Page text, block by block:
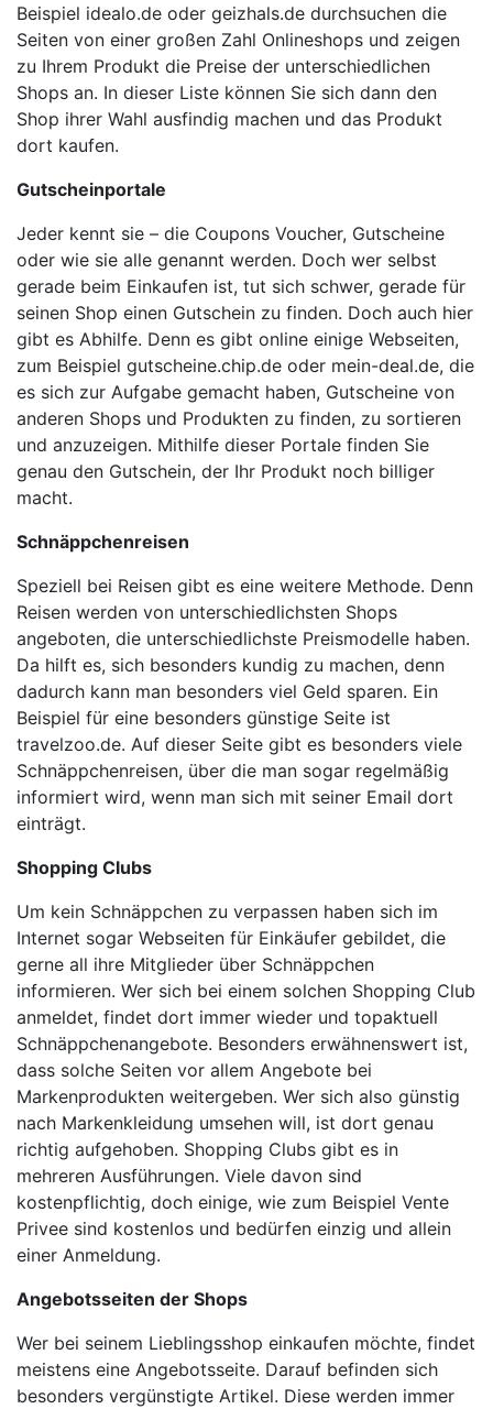
Beispiel idealo.de oder geizhals.de durchsuchen die
Seiten von einer großen Zahl Onlineshops und zeigen
zu Ihrem Produkt die Preise der unterschiedlichen
Shops an. In dieser Liste können Sie sich dann den
Shop ihrer Wahl ausfindig machen und das Produkt
dort kaufen.
Gutscheinportale
Jeder kennt sie – die Coupons Voucher, Gutscheine
oder wie sie alle genannt werden. Doch wer selbst
gerade beim Einkaufen ist, tut sich schwer, gerade für
seinen Shop einen Gutschein zu finden. Doch auch hier
gibt es Abhilfe. Denn es gibt online einige Webseiten,
zum Beispiel gutscheine.chip.de oder mein-deal.de, die
es sich zur Aufgabe gemacht haben, Gutscheine von
anderen Shops und Produkten zu finden, zu sortieren
und anzuzeigen. Mithilfe dieser Portale finden Sie
genau den Gutschein, der Ihr Produkt noch billiger
macht.
Schnäppchenreisen
Speziell bei Reisen gibt es eine weitere Methode. Denn
Reisen werden von unterschiedlichsten Shops
angeboten, die unterschiedlichste Preismodelle haben.
Da hilft es, sich besonders kundig zu machen, denn
dadurch kann man besonders viel Geld sparen. Ein
Beispiel für eine besonders günstige Seite ist
travelzoo.de. Auf dieser Seite gibt es besonders viele
Schnäppchenreisen, über die man sogar regelmäßig
informiert wird, wenn man sich mit seiner Email dort
einträgt.
Shopping Clubs
Um kein Schnäppchen zu verpassen haben sich im
Internet sogar Webseiten für Einkäufer gebildet, die
gerne all ihre Mitglieder über Schnäppchen
informieren. Wer sich bei einem solchen Shopping Club
anmeldet, findet dort immer wieder und topaktuell
Schnäppchenangebote. Besonders erwähnenswert ist,
dass solche Seiten vor allem Angebote bei
Markenprodukten weitergeben. Wer sich also günstig
nach Markenkleidung umsehen will, ist dort genau
richtig aufgehoben. Shopping Clubs gibt es in
mehreren Ausführungen. Viele davon sind
kostenpflichtig, doch einige, wie zum Beispiel Vente
Privee sind kostenlos und bedürfen einzig und allein
einer Anmeldung.
Angebotsseiten der Shops
Wer bei seinem Lieblingsshop einkaufen möchte, findet
meistens eine Angebotsseite. Darauf befinden sich
besonders vergünstigte Artikel. Diese werden immer